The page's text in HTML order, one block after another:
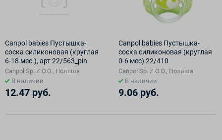
Canpol babies Пустышка-
соска силиконовая (круглая
6-18 мес.), арт 22/563_pin
Canpol Sp. Z.O.O., Польша
В наличии
12.47 руб.
Canpol babies Пустышка-
соска силиконовая (круглая
0-6 мес) 22/410
Canpol Sp. Z.O.O., Польша
В наличии
9.06 руб.